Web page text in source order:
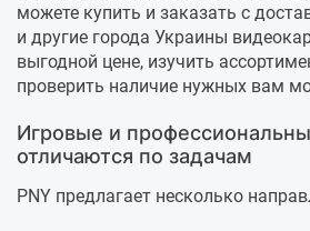
можете купить и заказать с
и другие города Украины
выгодной цене, изучить
проверить наличие нужных вам
Игровые и
отличаются по задачам
PNY предлагает несколько